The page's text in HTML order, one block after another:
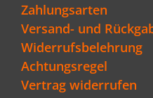
Zahlungsarten
Versand- und
Widerrufsbelehrung
Achtungsregel
Vertrag widerrufen